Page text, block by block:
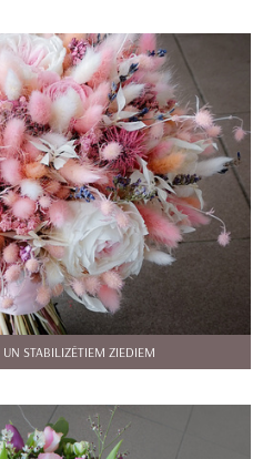
STABILIZĒTIEM ZIEDIEM